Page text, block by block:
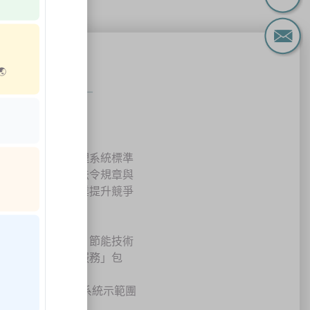
導
部主要從事管理系統標準
稽核員除熟悉法令規章與
推動及協助企業提升競爭
指令推廣服務、節能技術
等）；「安全服務」包
安全衛生管理系統示範團